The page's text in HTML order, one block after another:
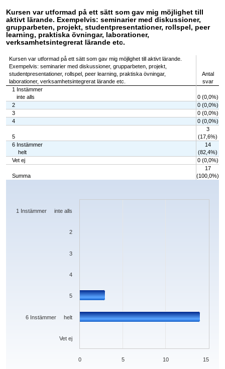
Kursen var utformad på ett sätt som gav mig möjlighet till
aktivt lärande. Exempelvis: seminarier med diskussioner,
grupparbeten, projekt, studentpresentationer, rollspel, peer
learning, praktiska övningar, laborationer,
verksamhetsintegrerat lärande etc.
Kursen var utformad på ett sätt som gav mig möjlighet till aktivt lärande.
Exempelvis: seminarier med diskussioner, grupparbeten, projekt,
studentpresentationer, rollspel, peer learning, praktiska övningar,
laborationer, verksamhetsintegrerat lärande etc.
Antal
svar
1 Instämmer
inte alls
0 (0,0%)
2
0 (0,0%)
3
0 (0,0%)
4
0 (0,0%)
5
3
(17,6%)
6 Instämmer
helt
14
(82,4%)
Vet ej
0 (0,0%)
Summa
17
(100,0%)
Chart
The chart has 1 X axis displaying categories.
Vet ej
6 Instämmer helt
5
4
3
2
1 Instämmer inte alls
0 10
5 15